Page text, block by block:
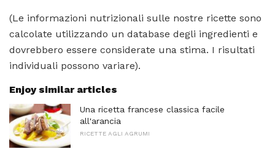
(Le informazioni nutrizionali sulle nostre ricette sono
calcolate utilizzando un database degli ingredienti e
dovrebbero essere considerate una stima. I risultati
individuali possono variare).
Enjoy similar articles
Una ricetta francese classica facile
all'arancia
RICETTE AGLI AGRUMI